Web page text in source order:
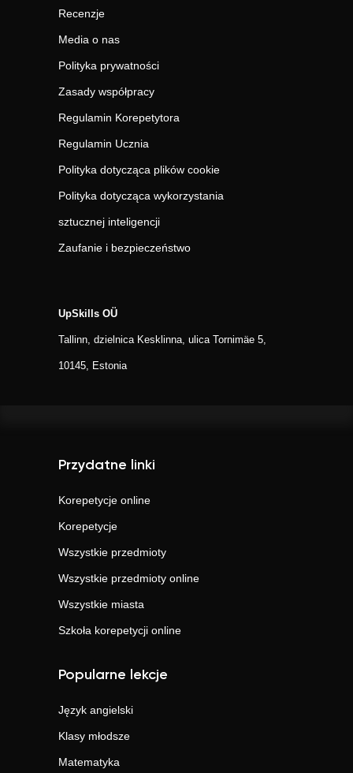
Recenzje
Media o nas
Polityka prywatności
Zasady współpracy
Regulamin Korepetytora
Regulamin Ucznia
Polityka dotycząca plików cookie
Polityka dotycząca wykorzystania
sztucznej inteligencji
Zaufanie i bezpieczeństwo
UpSkills OÜ
Tallinn, dzielnica Kesklinna, ulica Tornimäe 5,
10145, Estonia
Przydatne linki
Korepetycje online
Korepetycje
Wszystkie przedmioty
Wszystkie przedmioty online
Wszystkie miasta
Szkoła korepetycji online
Popularne lekcje
Język angielski
Klasy młodsze
Matematyka